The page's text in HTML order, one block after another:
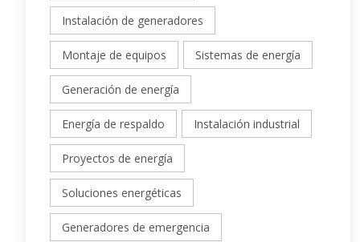
Instalación de generadores
Montaje de equipos Sistemas de energía
Generación de energía
Energía de respaldo Instalación industrial
Proyectos de energía
Soluciones energéticas
Generadores de emergencia